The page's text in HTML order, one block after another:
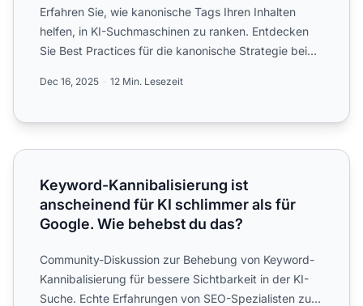
Erfahren Sie, wie kanonische Tags Ihren Inhalten
helfen, in KI-Suchmaschinen zu ranken. Entdecken
Sie Best Practices für die kanonische Strategie bei
Dec 16, 2025 12 Min. Lesezeit
Keyword-Kannibalisierung ist anscheinend für KI
Keyword-Kannibalisierung ist
anscheinend für KI schlimmer als für
Google. Wie behebst du das?
Community-Diskussion zur Behebung von Keyword-
Kannibalisierung für bessere Sichtbarkeit in der KI-
Suche. Echte Erfahrungen von SEO-Spezialisten zur